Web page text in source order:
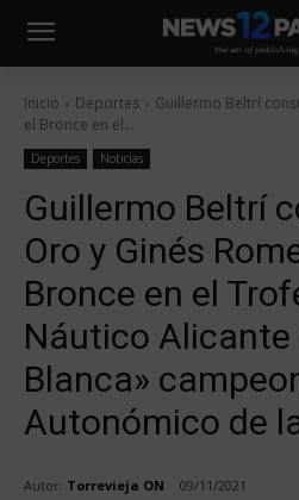
Inicio Deportes
Guillermo Beltrí
el Bronce en el...
Deportes Noticias
Guillermo Beltrí
Oro y Ginés
Bronce en el
Náutico Alicante
Blanca»
Autonómico de
Autor: Torrevieja ON 09/11/2021